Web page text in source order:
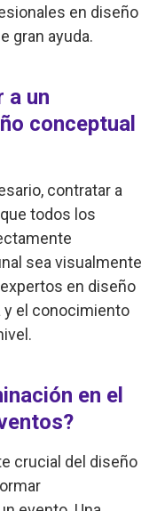
en diseño
gran ayuda.
a un
conceptual
contratar a
todos los
sea visualmente
en diseño
y el conocimiento
en el
crucial del diseño